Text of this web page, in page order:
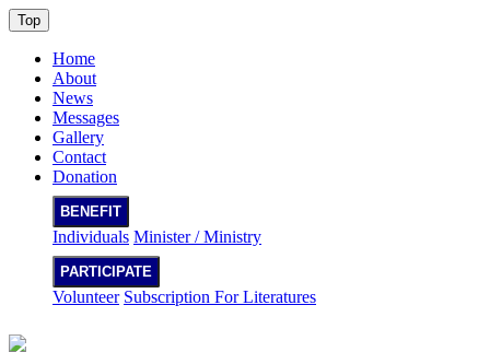
Top
Home
About
News
Messages
Gallery
Contact
Donation
BENEFIT
Individuals Minister / Ministry
PARTICIPATE
Volunteer Subscription For Literatures